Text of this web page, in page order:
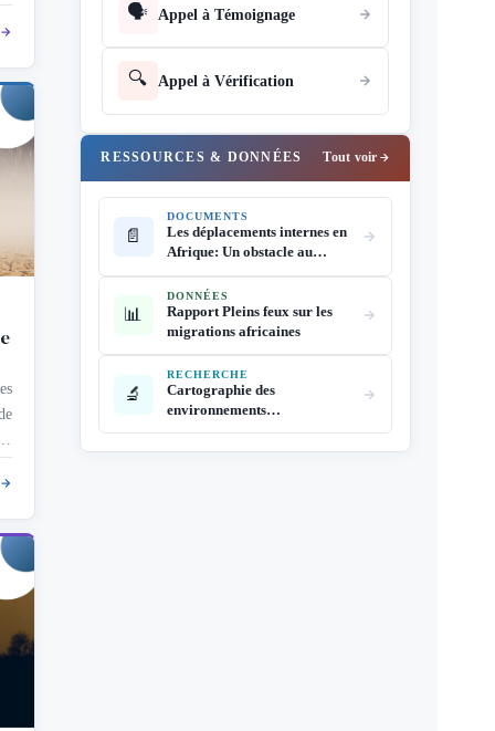
🗣️ Appel à Témoignage
🔍 Appel à Vérification
RESSOURCES & DONNÉES Tout voir
📄
DOCUMENTS
Les déplacements internes en
Afrique: Un obstacle au
développement
📊
DONNÉES
Rapport Pleins feux sur les
migrations africaines
🔬
RECHERCHE
Cartographie des
environnements
informationnels des
communautés marginalisées